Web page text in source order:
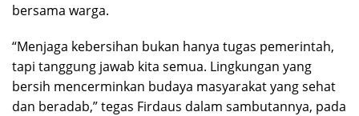
bersama warga.
“Menjaga kebersihan bukan hanya tugas pemerintah,
tapi tanggung jawab kita semua. Lingkungan yang
bersih mencerminkan budaya masyarakat yang sehat
dan beradab,” tegas Firdaus dalam sambutannya, pada